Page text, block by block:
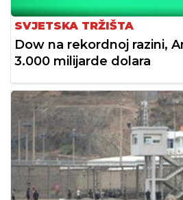
SVJETSKA TRŽIŠTA
Dow na rekordnoj razini,
3.000 milijarde dolara